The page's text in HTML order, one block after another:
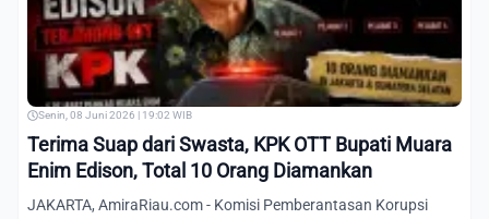
Senin, 08 Juni 2026 | 19:02 WIB
Terima Suap dari Swasta, KPK OTT Bupati Muara
Enim Edison, Total 10 Orang Diamankan
JAKARTA, AmiraRiau.com - Komisi Pemberantasan Korupsi